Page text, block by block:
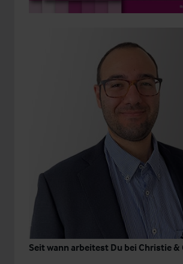
Seit wann arbeitest Du bei Christie &